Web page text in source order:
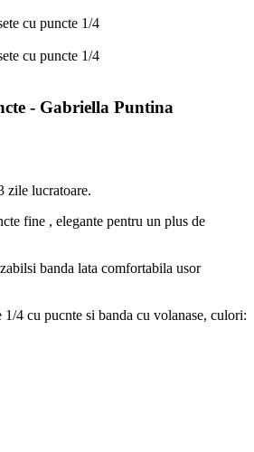
- Gabriella Puntina
zile lucratoare.
fine , elegante pentru un plus de
banda lata comfortabila usor
4 cu pucnte si banda cu volanase, culori: